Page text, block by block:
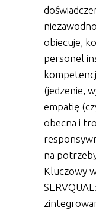
obiecuje,
personel
(jedzenie,
empatię
obecna i
na
Kluczowy